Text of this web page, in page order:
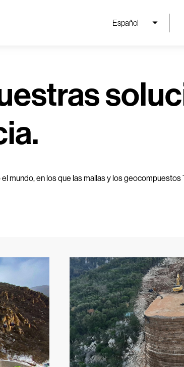
Español
mundo, en los que las mallas y los